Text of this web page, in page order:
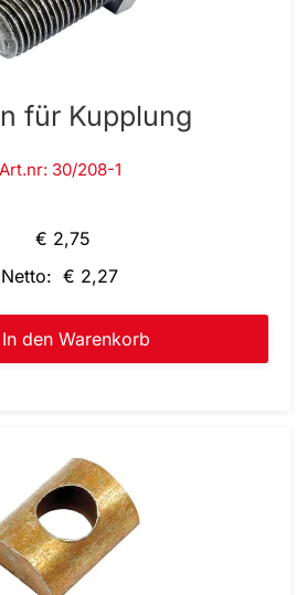
für Kupplung
Art.nr: 30/208-1
€ 2,75
Netto: € 2,27
In den Warenkorb